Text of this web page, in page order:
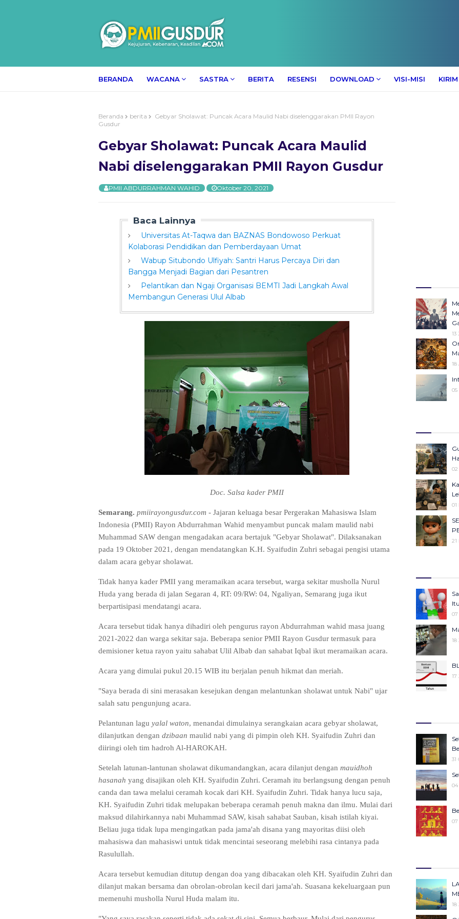
BERANDA WACANA SASTRA BERITA RESENSI DOWNLOAD VISI-MISI
Beranda berita
Gebyar Sholawat: Puncak Acara Maulid Nabi diselenggarakan PMII Rayon
Gusdur
Gebyar Sholawat: Puncak Acara Maulid
Nabi diselenggarakan PMII Rayon Gusdur
PMII ABDURRAHMAN WAHID Oktober 20, 2021
Baca Lainnya
Universitas At-Taqwa dan BAZNAS Bondowoso Perkuat
Kolaborasi Pendidikan dan Pemberdayaan Umat
Wabup Situbondo Ulfiyah: Santri Harus Percaya Diri dan
Bangga Menjadi Bagian dari Pesantren
Pelantikan dan Ngaji Organisasi BEMTI Jadi Langkah Awal
Membangun Generasi Ulul Albab
Doc. Salsa kader PMII
Semarang. pmiirayongusdur.com - Jajaran keluaga besar Pergerakan Mahasiswa Islam
Indonesia (PMII) Rayon Abdurrahman Wahid menyambut puncak malam maulid nabi
Muhammad SAW dengan mengadakan acara bertajuk "Gebyar Sholawat". Dilaksanakan
pada 19 Oktober 2021, dengan mendatangkan K.H. Syaifudin Zuhri sebagai pengisi utama
dalam acara gebyar sholawat.
Tidak hanya kader PMII yang meramaikan acara tersebut, warga sekitar musholla Nurul
Huda yang berada di jalan Segaran 4, RT: 09/RW: 04, Ngaliyan, Semarang juga ikut
berpartisipasi mendatangi acara.
Acara tersebut tidak hanya dihadiri oleh pengurus rayon Abdurrahman wahid masa juang
2021-2022 dan warga sekitar saja. Beberapa senior PMII Rayon Gusdur termasuk para
demisioner ketua rayon yaitu sahabat Ulil Albab dan sahabat Iqbal ikut meramaikan acara.
Acara yang dimulai pukul 20.15 WIB itu berjalan penuh hikmat dan meriah.
"Saya berada di sini merasakan kesejukan dengan melantunkan sholawat untuk Nabi" ujar
salah satu pengunjung acara.
Pelantunan lagu yalal waton, menandai dimulainya serangkaian acara gebyar sholawat,
dilanjutkan dengan dzibaan maulid nabi yang di pimpin oleh KH. Syaifudin Zuhri dan
diiringi oleh tim hadroh Al-HAROKAH.
Setelah latunan-lantunan sholawat dikumandangkan, acara dilanjut dengan mauidhoh
hasanah yang disajikan oleh KH. Syaifudin Zuhri. Ceramah itu berlangsung dengan penuh
canda dan tawa melalui ceramah kocak dari KH. Syaifudin Zuhri. Tidak hanya lucu saja,
KH. Syaifudin Zuhri tidak melupakan beberapa ceramah penuh makna dan ilmu. Mulai dari
maksud dilahirkannya nabi Muhammad SAW, kisah sahabat Sauban, kisah istilah kiyai.
Beliau juga tidak lupa mengingatkan pada jama'ah disana yang mayoritas diisi oleh
mahasiswa dan mahasiswi untuk tidak mencintai seseorang melebihi rasa cintanya pada
Rasulullah.
Acara tersebut kemudian ditutup dengan doa yang dibacakan oleh KH. Syaifudin Zuhri dan
dilanjut makan bersama dan obrolan-obrolan kecil dari jama'ah. Suasana kekeluargaan pun
memenuhi musholla Nurul Huda malam itu.
13
18
23 Desember
01
18
17
19
19
13
31
04
18